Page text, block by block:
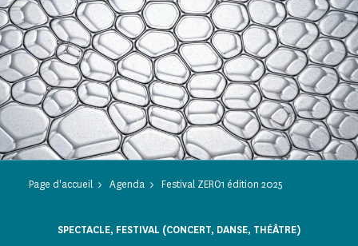
Page d'accueil Agenda Festival ZERO1 édition 2025
SPECTACLE, FESTIVAL (CONCERT, DANSE, THÉÂTRE)